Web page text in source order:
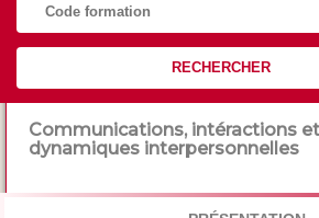
RECHERCHER
Communications, intéractions et
dynamiques interpersonnelles